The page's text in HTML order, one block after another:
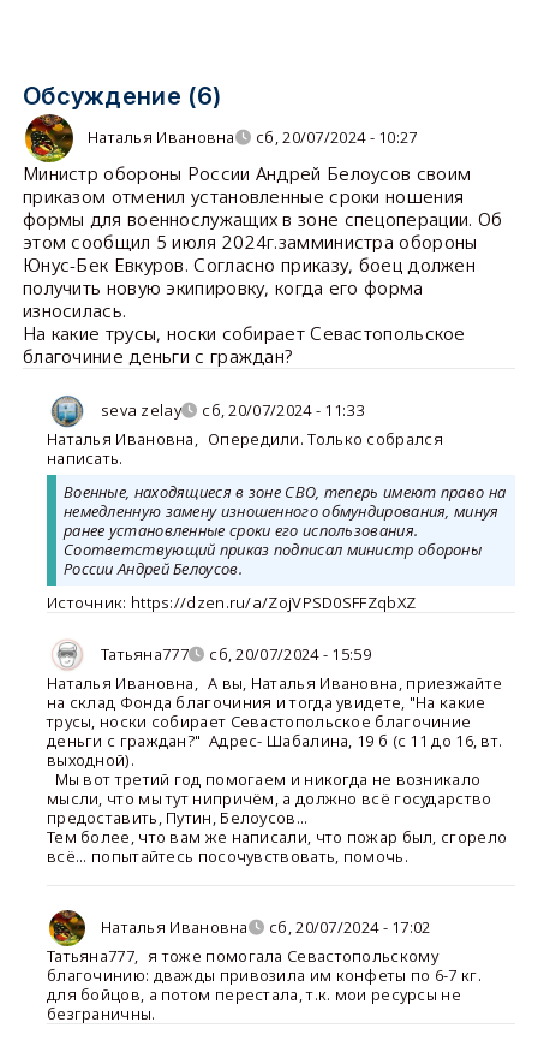
Обсуждение (6)
Наталья Ивановна сб, 20/07/2024 - 10:27
Министр обороны России Андрей Белоусов своим
приказом отменил установленные сроки ношения
формы для военнослужащих в зоне спецоперации. Об
этом сообщил 5 июля 2024г.замминистра обороны
Юнус-Бек Евкуров. Согласно приказу, боец должен
получить новую экипировку, когда его форма
износилась.
На какие трусы, носки собирает Севастопольское
благочиние деньги с граждан?
seva zelay
сб, 20/07/2024 - 11:33
Наталья Ивановна, Опередили. Только собрался
написать.
Военные, находящиеся в зоне СВО, теперь имеют право на
немедленную замену изношенного обмундирования, минуя
ранее установленные сроки его использования.
Соответствующий приказ подписал министр обороны
России Андрей Белоусов.
Источник: https://dzen.ru/a/ZojVPSD0SFFZqbXZ
Татьяна777
сб, 20/07/2024 - 15:59
Наталья Ивановна, А вы, Наталья Ивановна, приезжайте
на склад Фонда благочиния и тогда увидете, "На какие
трусы, носки собирает Севастопольское благочиние
деньги с граждан?" Адрес- Шабалина, 19 б (с 11 до 16, вт.
выходной).
Мы вот третий год помогаем и никогда не возникало
мысли, что мы тут нипричём, а должно всё государство
предоставить, Путин, Белоусов...
Тем более, что вам же написали, что пожар был, сгорело
всё... попытайтесь посочувствовать, помочь.
Наталья Ивановна
сб, 20/07/2024 - 17:02
Татьяна777, я тоже помогала Севастопольскому
благочинию: дважды привозила им конфеты по 6-7 кг.
для бойцов, а потом перестала, т.к. мои ресурсы не
безграничны.